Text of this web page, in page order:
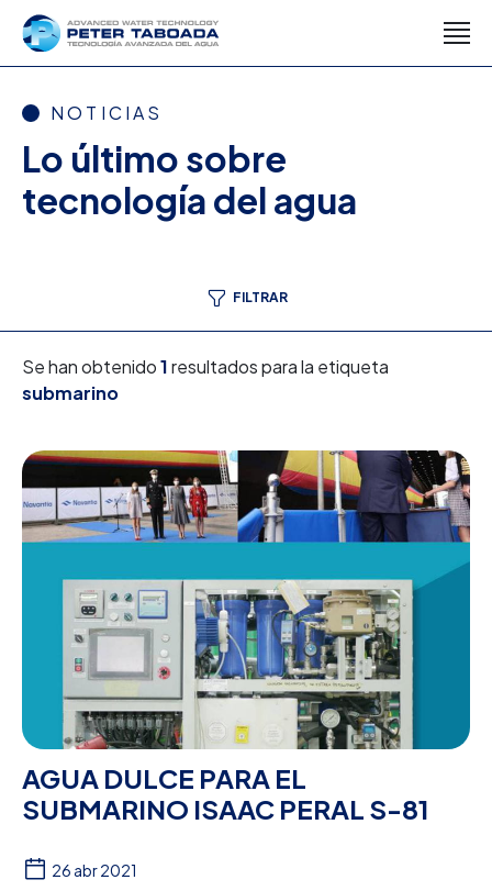
NOTICIAS
Lo último sobre
tecnología del agua
FILTRAR
Se han obtenido1resultados para la etiqueta
submarino
AGUA DULCE PARA EL
SUBMARINO ISAAC PERAL S-81
26 abr 2021